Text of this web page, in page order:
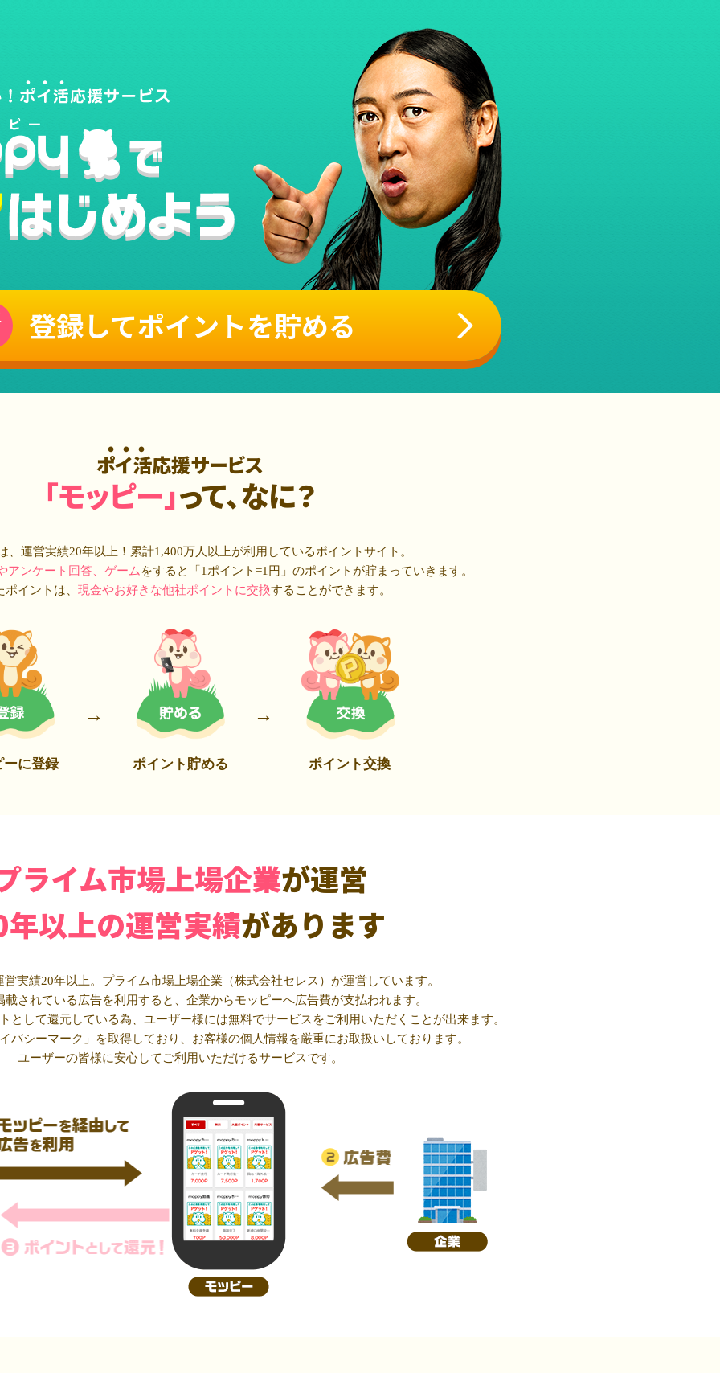
登録してポイントを貯める
ポイ活応援サービス
「モッピー」って、なに？
、運営実績20年以上！累計1,400万人 以上が利用しているポイントサイト。
アンケート回答、ゲーム をすると「1ポイント=1円」のポイントが貯まっていきます。
ポイントは、 現金やお好きな他社ポイントに交換することができます。
ーに登録 ポイント貯める ポイント交換
ライム市場上場企業が運営
以上の運営実績があります
実績20年以上。プライム市場上場企業（株式会社セレス）が運営しています。
載されている広告を利用すると、企業からモッピーへ広告費が支払われます。
として還元している為、ユーザー様には無料でサービスをご利用いただくことが出来ます。
バシーマーク」を取得しており、お客様の個人情報を厳重にお取扱いしております。
ユーザーの皆様に安心してご利用いただけるサービスです。